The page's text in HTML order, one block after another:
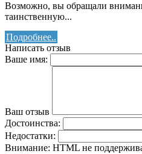
Возможно, вы обращали
таинственную...
Подробнее..
Написать отзыв
Ваше имя:
Ваш отзыв
Достоинства:
Недостатки:
Внимание: HTML не